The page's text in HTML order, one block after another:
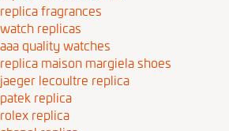
replica fragrances
watch replicas
aaa quality watches
replica maison margiela shoes
jaeger lecoultre replica
patek replica
rolex replica